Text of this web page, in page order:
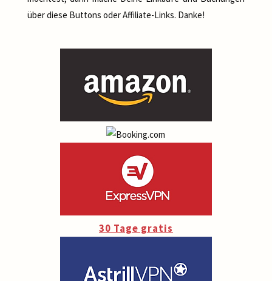
über diese Buttons oder Affiliate-Links. Danke!
30 Tage gratis